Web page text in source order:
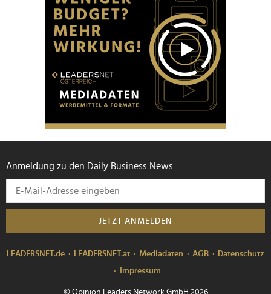
Anmeldung zu den Daily Business News
JETZT ANMELDEN
LEADERSNET.de LEADERSNET.at Mediadaten AGB
Datenschutz
Impressum